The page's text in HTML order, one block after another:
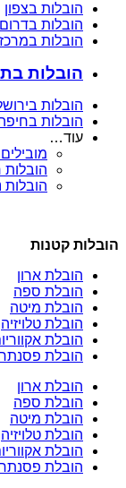
הובלות בצפון
הובלות בדרום
הובלות במרכז
הובלות
הובלות
הובלות
עוד…
הובלות
הובלות קטנות
הובלת ארון
הובלת ספה
הובלת מיטה
הובלת טלויזיה
הובלת
הובלת פסנתר
הובלת ארון
הובלת ספה
הובלת מיטה
הובלת טלויזיה
הובלת
הובלת פסנתר